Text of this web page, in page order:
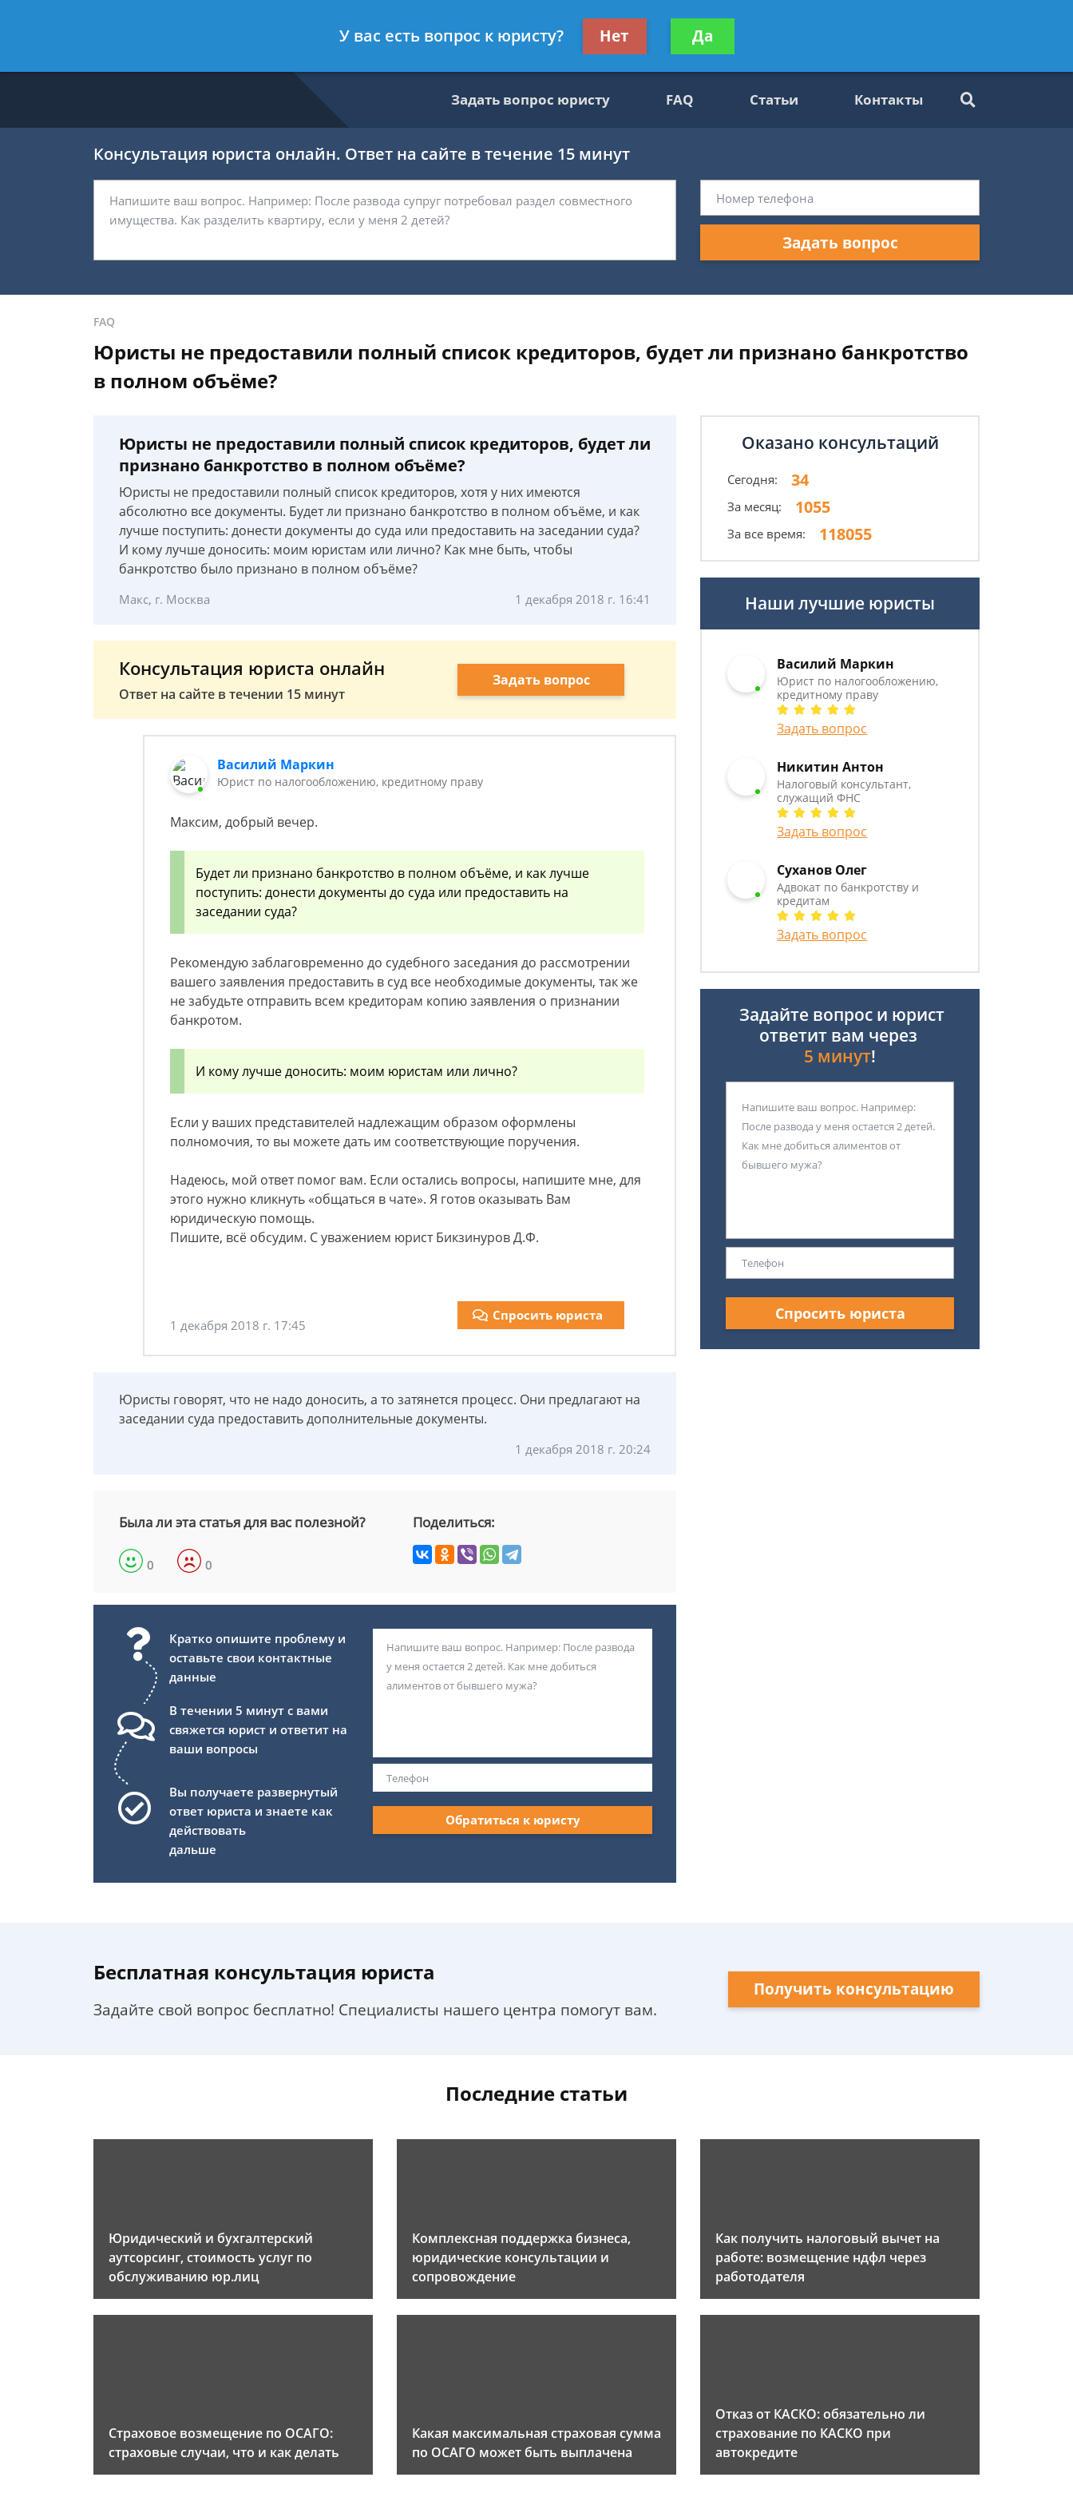
- Налоговый консультант, служащий ФНС
Получите консультацию
бесплатно
Задать вопрос юристу FAQ Статьи Контакты
Консультация юриста онлайн. Ответ на сайте в течение 15 минут
Задать вопрос
FAQ
Юристы не предоставили полный список кредиторов, будет ли признано банкротство
в полном объёме?
Юристы не предоставили полный список кредиторов, будет ли
признано банкротство в полном объёме?
Юристы не предоставили полный список кредиторов, хотя у них имеются
абсолютно все документы. Будет ли признано банкротство в полном объёме, и как
лучше поступить: донести документы до суда или предоставить на заседании суда?
И кому лучше доносить: моим юристам или лично? Как мне быть, чтобы
банкротство было признано в полном объёме?
Макс, г. Москва 1 декабря 2018 г. 16:41
Консультация юриста онлайн
Ответ на сайте в течении 15 минут
Задать вопрос
Василий Маркин
Юрист по налогообложению, кредитному праву
Максим, добрый вечер.
Будет ли признано банкротство в полном объёме, и как лучше
поступить: донести документы до суда или предоставить на
заседании суда?
Рекомендую заблаговременно до судебного заседания до рассмотрении
вашего заявления предоставить в суд все необходимые документы, так же
не забудьте отправить всем кредиторам копию заявления о признании
банкротом.
И кому лучше доносить: моим юристам или лично?
Если у ваших представителей надлежащим образом оформлены
полномочия, то вы можете дать им соответствующие поручения.
Надеюсь, мой ответ помог вам. Если остались вопросы, напишите мне, для
этого нужно кликнуть «общаться в чате». Я готов оказывать Вам
юридическую помощь.
Пишите, всё обсудим. С уважением юрист Бикзинуров Д.Ф.
1 декабря 2018 г. 17:45
Спросить юриста
Юристы говорят, что не надо доносить, а то затянется процесс. Они предлагают на
заседании суда предоставить дополнительные документы.
1 декабря 2018 г. 20:24
Была ли эта статья для вас полезной?
0 0
Поделиться:
Кратко опишите проблему и
оставьте свои контактные
данные
В течении 5 минут с вами
свяжется юрист и ответит на
ваши вопросы
Вы получаете развернутый
ответ юриста и знаете как
действовать
дальше
Обратиться к юристу
Оказано консультаций
Сегодня: 34
За месяц: 1055
За все время: 118055
Наши лучшие юристы
Василий Маркин
Юрист по налогообложению,
кредитному праву
Задать вопрос
Никитин Антон
Налоговый консультант,
служащий ФНС
Задать вопрос
Суханов Олег
Адвокат по банкротству и
кредитам
Задать вопрос
Задайте вопрос и юрист
ответит вам через
5 минут!
Спросить юриста
Бесплатная консультация юриста
Задайте свой вопрос бесплатно! Специалисты нашего центра помогут вам.
Получить консультацию
Последние статьи
Юридический и бухгалтерский
аутсорсинг, стоимость услуг по
обслуживанию юр.лиц
Комплексная поддержка бизнеса,
юридические консультации и
сопровождение
Как получить налоговый вычет на
работе: возмещение ндфл через
работодателя
Страховое возмещение по ОСАГО:
страховые случаи, что и как делать
Какая максимальная страховая сумма
по ОСАГО может быть выплачена
Отказ от КАСКО: обязательно ли
страхование по КАСКО при
автокредите
У вас есть вопрос к юристу? Нет Да